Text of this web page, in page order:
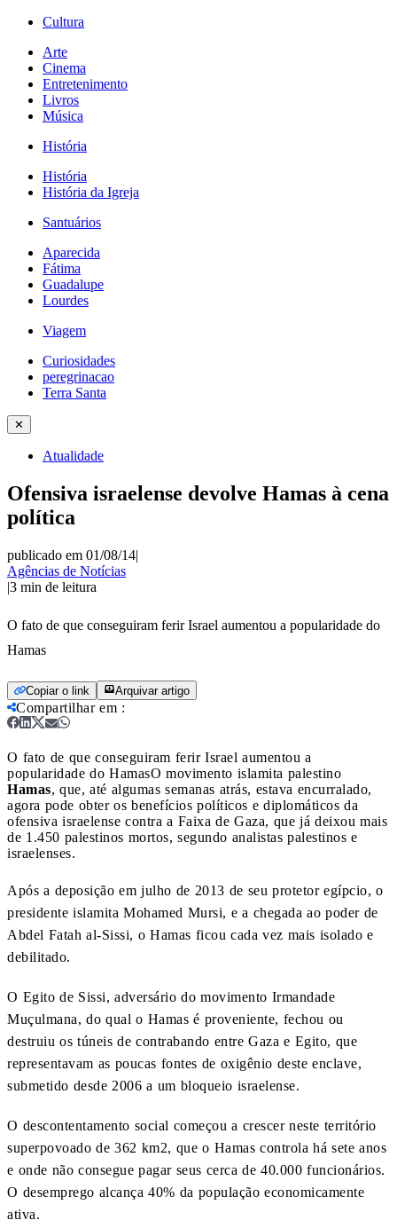
Cultura
Arte
Cinema
Entretenimento
Livros
Música
História
História
História da Igreja
Santuários
Aparecida
Fátima
Guadalupe
Lourdes
Viagem
Curiosidades
peregrinacao
Terra Santa
✕
Atualidade
Ofensiva israelense devolve Hamas à cena
política
publicado em 01/08/14|
Agências de Notícias
|3 min de leitura
O fato de que conseguiram ferir Israel aumentou a popularidade do
Hamas
Copiar o link Arquivar artigo
Compartilhar em :
O fato de que conseguiram ferir Israel aumentou a
popularidade do HamasO movimento islamita palestino
Hamas, que, até algumas semanas atrás, estava encurralado,
agora pode obter os benefícios políticos e diplomáticos da
ofensiva israelense contra a Faixa de Gaza, que já deixou mais
de 1.450 palestinos mortos, segundo analistas palestinos e
israelenses.
Após a deposição em julho de 2013 de seu protetor egípcio, o
presidente islamita Mohamed Mursi, e a chegada ao poder de
Abdel Fatah al-Sissi, o Hamas ficou cada vez mais isolado e
debilitado.
O Egito de Sissi, adversário do movimento Irmandade
Muçulmana, do qual o Hamas é proveniente, fechou ou
destruiu os túneis de contrabando entre Gaza e Egito, que
representavam as poucas fontes de oxigênio deste enclave,
submetido desde 2006 a um bloqueio israelense.
O descontentamento social começou a crescer neste território
superpovoado de 362 km2, que o Hamas controla há sete anos
e onde não consegue pagar seus cerca de 40.000 funcionários.
O desemprego alcança 40% da população economicamente
ativa.